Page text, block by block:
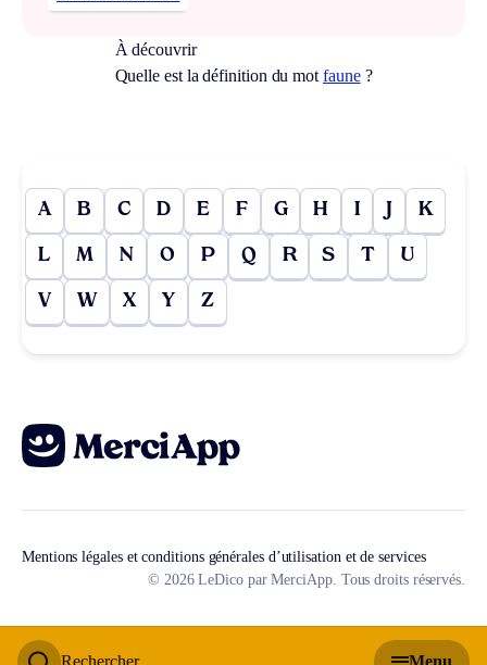
Rechercher Menu
À découvrir
Quelle est la définition du mot faune?
A B C D E F G H I J K
L M N O P Q R S T U
V W X Y Z
Mentions légales et conditions générales d’utilisation et de services
© 2026 LeDico par MerciApp. Tous droits réservés.